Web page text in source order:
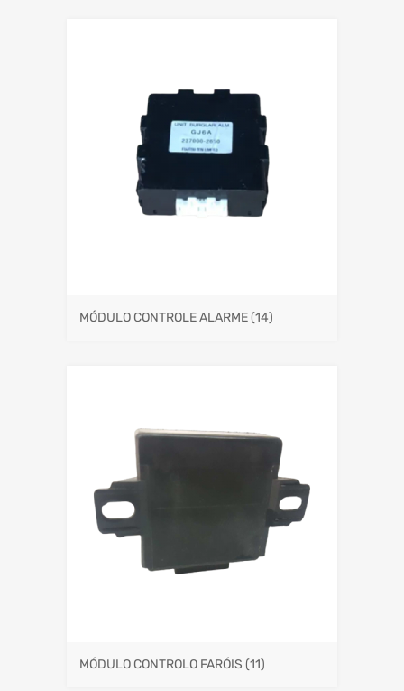
MÓDULO CONTROLE ALARME(14)
MÓDULO CONTROLO FARÓIS (11)